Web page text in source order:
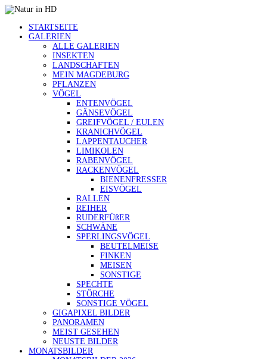
STARTSEITE
GALERIEN
ALLE GALERIEN
INSEKTEN
LANDSCHAFTEN
MEIN MAGDEBURG
PFLANZEN
VÖGEL
ENTENVÖGEL
GÄNSEVÖGEL
GREIFVÖGEL / EULEN
KRANICHVÖGEL
LAPPENTAUCHER
LIMIKOLEN
RABENVÖGEL
RACKENVÖGEL
BIENENFRESSER
EISVÖGEL
RALLEN
REIHER
RUDERFÜßER
SCHWÄNE
SPERLINGSVÖGEL
BEUTELMEISE
FINKEN
MEISEN
SONSTIGE
SPECHTE
STÖRCHE
SONSTIGE VÖGEL
GIGAPIXEL BILDER
PANORAMEN
MEIST GESEHEN
NEUSTE BILDER
MONATSBILDER